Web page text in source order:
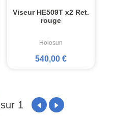
Viseur HE509T x2 Ret.
rouge
Holosun
540,00 €
sur 1